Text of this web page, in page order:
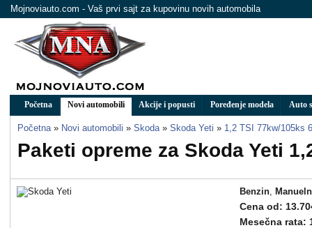
Mojnoviauto.com - Vaš prvi sajt za kupovinu novih automobila
Početna Novi automobili Akcije i popusti Poređenje modela Auto
Početna » Novi automobili » Skoda » Skoda Yeti » 1,2 TSI 77kw/105ks
Paketi opreme za Skoda Yeti
Benzin,
Cena od:
Mesečna rata: